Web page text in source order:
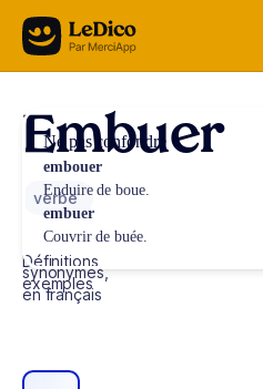
Aller au contenu
Embuer
verbe
Définitions,
synonymes,
exemples
en français
Ne pas confondre
embouer
Enduire de boue.
embuer
Couvrir de buée.